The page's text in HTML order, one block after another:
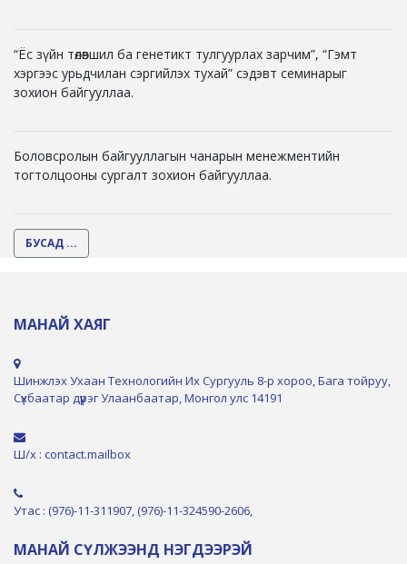
“Ёс зүйн төлөвшил ба генетикт тулгуурлах зарчим”, “Гэмт
хэргээс урьдчилан сэргийлэх тухай” сэдэвт семинарыг
зохион байгууллаа.
Боловсролын байгууллагын чанарын менежментийн
тогтолцооны сургалт зохион байгууллаа.
БУСАД ...
МАНАЙ ХАЯГ
Шинжлэх Ухаан Технологийн Их Сургууль 8-р хороо, Бага тойруу,
Сүхбаатар дүүрэг Улаанбаатар, Монгол улс 14191
Ш/х : contact.mailbox
Утас : (976)-11-311907, (976)-11-324590-2606,
МАНАЙ СҮЛЖЭЭНД НЭГДЭЭРЭЙ